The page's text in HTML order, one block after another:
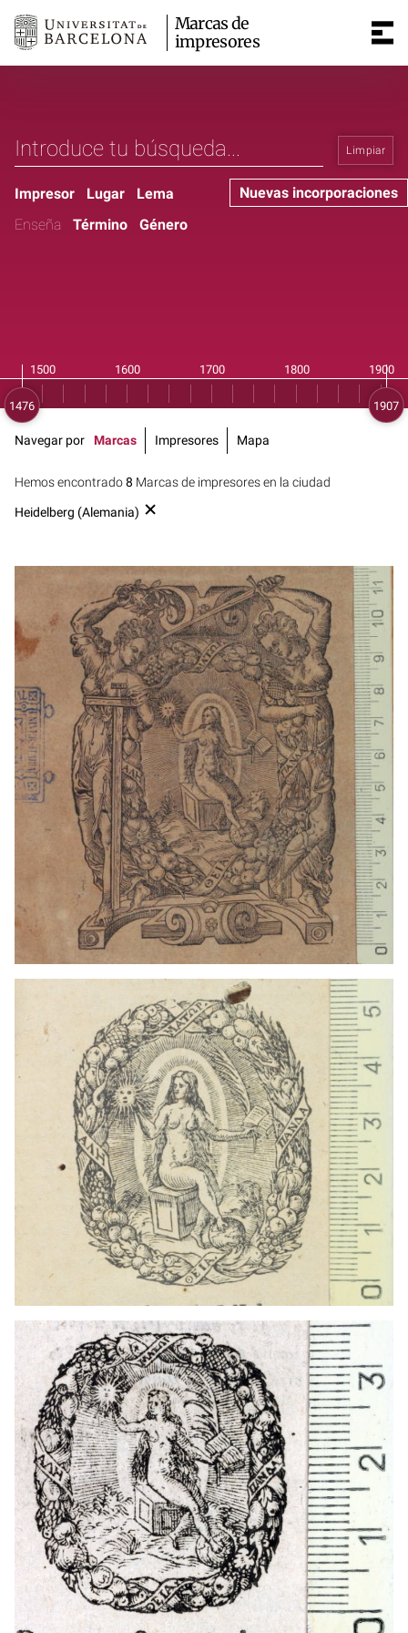
Marcas de
impresores
Limpiar
Nuevas incorporaciones
Impresor Lugar
Lema
Enseña
Término Género
Hemos encontrado8 Marcas de impresores en la ciudad
Heidelberg (Alemania)
Navegar por Marcas Impresores Mapa
1587 - 1597 Heidelberg (Alemania)
1574 - 1609
Ginebra (Suiza)
1586? - 1597?
Heidelberg (Alemania)
1576? - 1587?
Lyon (Francia)
1574 - 1609
Ginebra (Suiza)
1586? - 1597?
Heidelberg (Alemania)
1576? - 1587?
Lyon (Francia)
1673 - 1677
Mainz (Alemania)
1667 - 1681
Fráncfort del Meno (Alemania)
1673 - 1677
Heidelberg (Alemania)